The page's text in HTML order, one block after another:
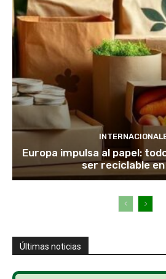
Europa impulsa al papel:
ser reciclable
Últimas noticias